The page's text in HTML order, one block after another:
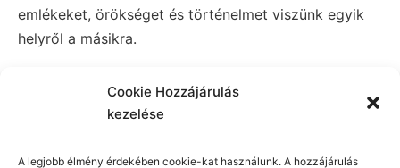
Cookie Hozzájárulás
kezelése
A legjobb élmény érdekében cookie-kat használunk. A hozzájárulás
emlékeket, örökséget és történelmet viszünk egyik
helyről a másikra.
Profi költöztetés
különleges értékekhez